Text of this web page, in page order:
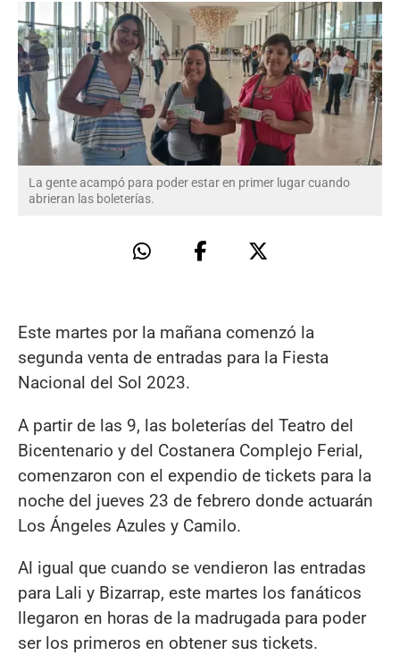
La gente acampó para poder estar en primer lugar cuando
abrieran las boleterías.
Este martes por la mañana comenzó la
segunda venta de entradas para la Fiesta
Nacional del Sol 2023.
A partir de las 9, las boleterías del Teatro del
Bicentenario y del Costanera Complejo Ferial,
comenzaron con el expendio de tickets para la
noche del jueves 23 de febrero donde actuarán
Los Ángeles Azules y Camilo.
Al igual que cuando se vendieron las entradas
para Lali y Bizarrap, este martes los fanáticos
llegaron en horas de la madrugada para poder
ser los primeros en obtener sus tickets.